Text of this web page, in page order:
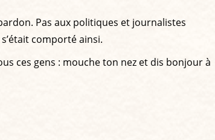
Pas aux politiques et journalistes
comporté ainsi.
ces gens : mouche ton nez et dis bonjour à